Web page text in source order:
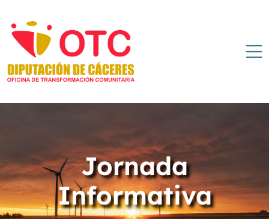
Jornada
Informativa